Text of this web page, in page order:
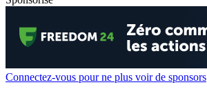
Connectez-vous pour ne plus voir de sponsors